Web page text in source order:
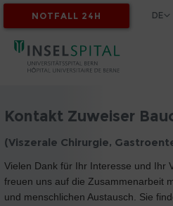
MYINSEL
NOTFALL 24H DE
Kontakt Zuweiser
(Viszerale Chirurgie,
Vielen Dank für Ihr Interesse und Ihr
freuen uns auf die Zusammenarbeit
und menschlichen Austausch. Sie